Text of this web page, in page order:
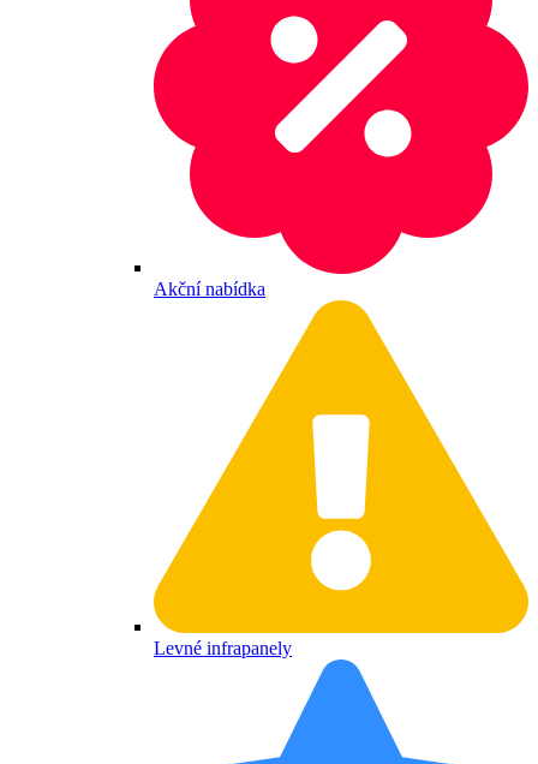
Akční nabídka
Levné infrapanely